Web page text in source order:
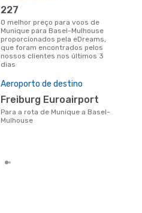
227
O melhor preço para voos de
Munique para Basel-Mulhouse
proporcionados pela eDreams,
que foram encontrados pelos
nossos clientes nos últimos 3
dias
Aeroporto de destino
Freiburg Euroairport
Para a rota de Munique a Basel-
Mulhouse